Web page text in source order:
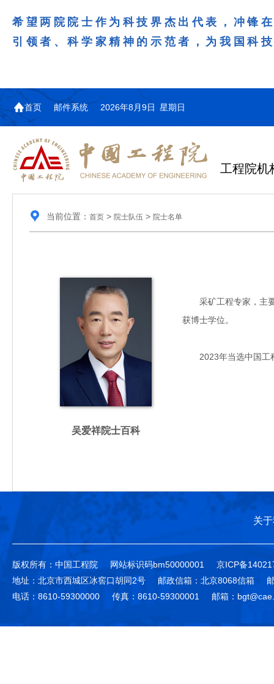
希望两院院士作为科技界杰出代表，冲锋
引领者、科学家精神的示范者，为我国科
首页 邮件系统 2026年8月9日 星期日
工程院机
当前位置： 首页> 院士队伍 > 院士名单
吴爱祥院士百科
采矿工程专家，主要
获博士学位。
2023年当选中国工
关
版权所有：中国工程院 网站标识码bm50000001
京ICP备
地址：北京市西城区冰窖口胡同2号
邮政信箱：北京8068信箱
电话：8610-59300000
传真：8610-59300001 邮箱：